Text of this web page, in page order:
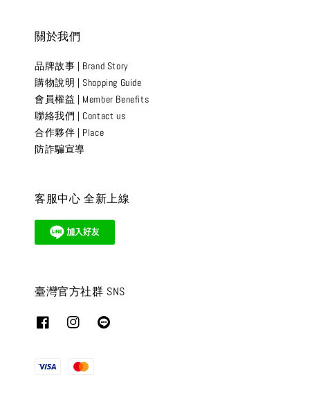
關於我們
品牌故事 | Brand Story
購物說明 | Shopping Guide
會員權益 | Member Benefits
聯絡我們 | Contact us
合作夥伴 | Place
防詐騙宣導
客服中心 全新上線
臺灣官方社群 SNS